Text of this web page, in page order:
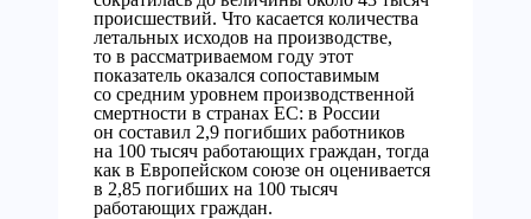
происшествий. Что касается количества
летальных исходов на производстве,
то в рассматриваемом году этот
показатель оказался сопоставимым
со средним уровнем производственной
смертности в странах ЕС: в России
он составил 2,9 погибших работников
на 100 тысяч работающих граждан, тогда
как в Европейском союзе он оценивается
в 2,85 погибших на 100 тысяч
работающих граждан.